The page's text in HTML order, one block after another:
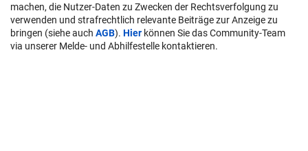
machen, die Nutzer-Daten zu Zwecken der Rechtsverfolgung zu
verwenden und strafrechtlich relevante Beiträge zur Anzeige zu
bringen (siehe auch AGB). Hier können Sie das Community-Team
via unserer Melde- und Abhilfestelle kontaktieren.